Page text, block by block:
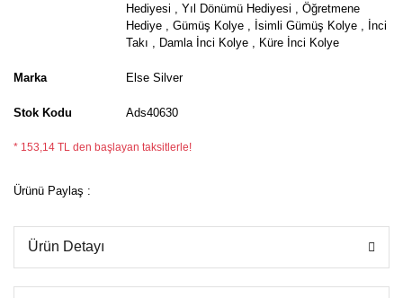
Hediyesi
,Yıl Dönümü Hediyesi ,Öğretmene
Hediye
,Gümüş Kolye İsimli Gümüş Kolye
İnci
Takı
Damla İnci Kolye Küre İnci Kolye
Marka Else Silver
Stok Kodu Ads40630
* 153,14 TL den başlayan taksitlerle!
Ürünü Paylaş :
Ürün Detayı